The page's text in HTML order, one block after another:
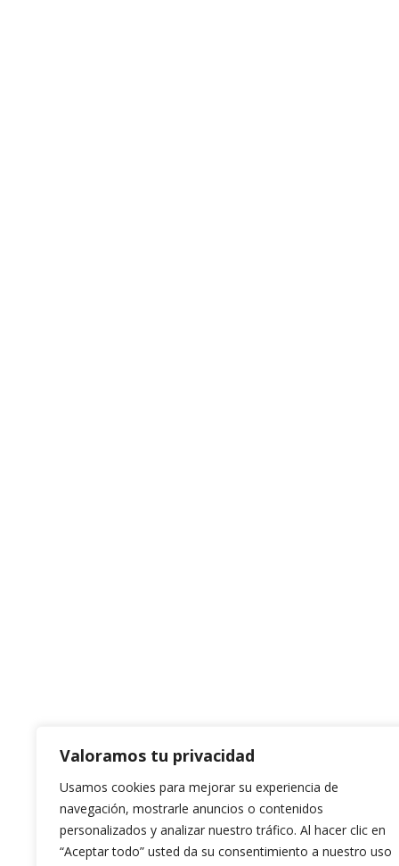
Valoramos tu privacidad
Usamos cookies para mejorar su experiencia de
navegación, mostrarle anuncios o contenidos
personalizados y analizar nuestro tráfico. Al hacer clic en
“Aceptar todo” usted da su consentimiento a nuestro uso